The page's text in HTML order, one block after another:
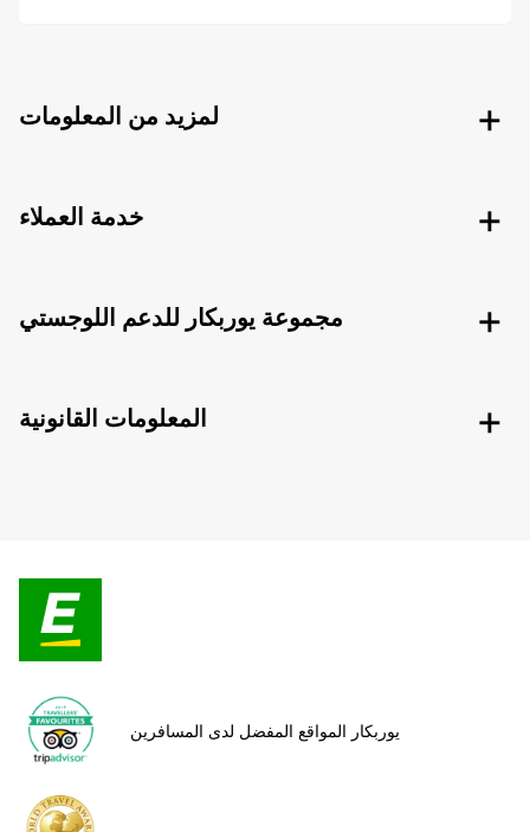
لمزيد من المعلومات
خدمة العملاء
مجموعة يوربكار للدعم اللوجستي
المعلومات القانونية
يوربكار المواقع المفضل لدى المسافرين